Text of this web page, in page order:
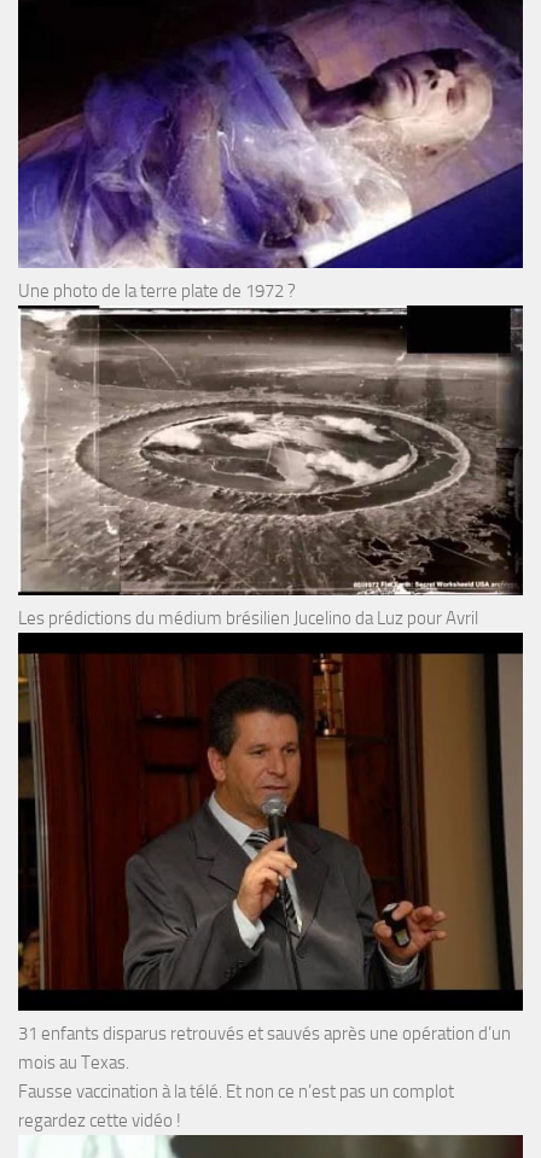
Une photo de la terre plate de 1972 ?
Les prédictions du médium brésilien Jucelino da Luz pour Avril
31 enfants disparus retrouvés et sauvés après une opération d’un
mois au Texas.
Fausse vaccination à la télé. Et non ce n’est pas un complot
regardez cette vidéo !